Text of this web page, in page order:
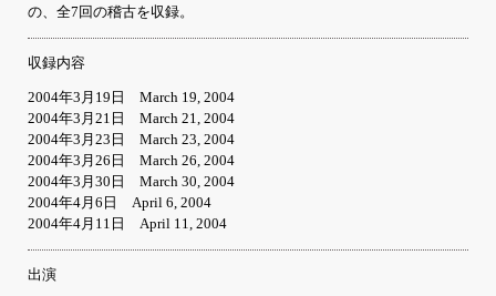
の、全7回の稽古を収録。
収録内容
2004年3月19日 March 19, 2004
2004年3月21日 March 21, 2004
2004年3月23日 March 23, 2004
2004年3月26日 March 26, 2004
2004年3月30日 March 30, 2004
2004年4月6日 April 6, 2004
2004年4月11日 April 11, 2004
出演